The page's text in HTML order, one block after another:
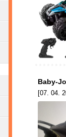
Baby-
[07. 04.